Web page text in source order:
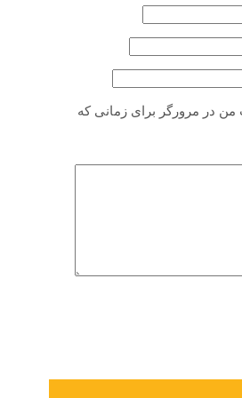
من در مرورگر برای زمانی که